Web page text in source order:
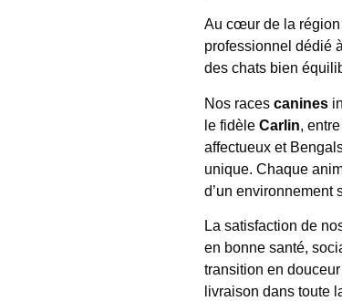
Au cœur de la
professionnel dédié
des chats bien
Nos races canines
le fidèle Carlin,
affectueux et
unique. Chaque
d’un environnement
La satisfaction de
en bonne santé,
transition en
livraison dans toute